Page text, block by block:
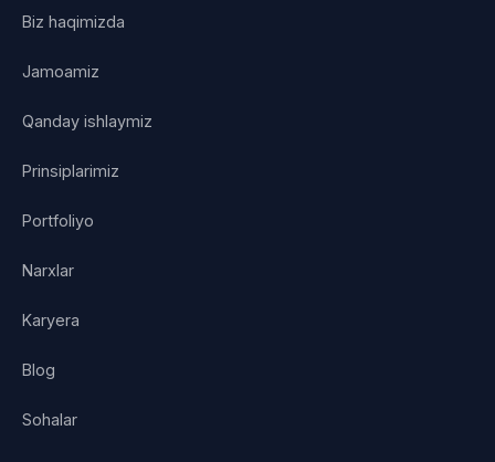
Biz haqimizda
Jamoamiz
Qanday ishlaymiz
Prinsiplarimiz
Portfoliyo
Narxlar
Karyera
Blog
Sohalar